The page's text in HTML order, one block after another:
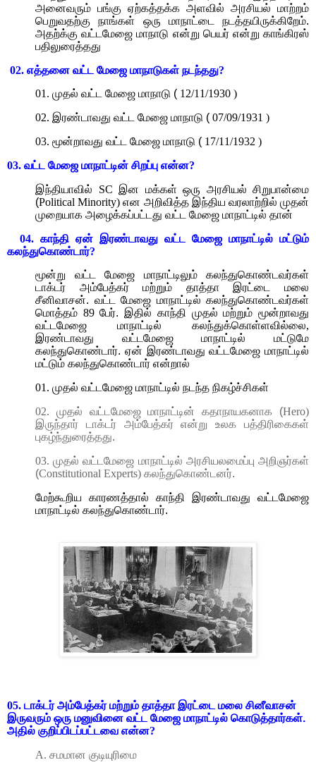
அனைவரும் பங்கு ஏற்கத்தக்க அளவில் அரசியல் மாற்றம்
பெறுவதற்கு நாங்கள் ஒரு மாநாட்டை நடத்தயிருக்கிறேம்.
அதற்க்கு வட்டமேஜை மாநாடு என்று பெயர் என்று காங்கிரஸ்
பதிலுரைத்தது
02. எத்தனை வட்ட மேஜை மாநாடுகள் நடந்தது?
01. முதல் வட்ட மேஜை மாநாடு ( 12/11/1930 )
02. இரண்டாவது வட்ட மேஜை மாநாடு ( 07/09/1931 )
03. மூன்றாவது வட்ட மேஜை மாநாடு ( 17/11/1932 )
03. வட்ட மேஜை மாநாட்டின் சிறப்பு என்ன?
இந்தியாவில் SC இன மக்கள் ஒரு அரசியல் சிறுபான்மை
(Political Minority)என அறிவித்த இந்திய வரலாற்றில் முதன்
முறையாக அழைக்கப்பட்டது வட்ட மேஜை மாநாட்டில் தான்
04. காந்தி ஏன் இரண்டாவது வட்ட மேஜை மாநாட்டில் மட்டும்
கலந்துகொண்டார்?
மூன்று வட்ட மேஜை மாநாட்டிலும் கலந்துகொண்டவர்கள்
டாக்டர் அம்பேத்கர் மற்றும் தாத்தா இரட்டை மலை
சீனிவாசன். வட்ட மேஜை மாநாட்டில் கலந்துகொண்டவர்கள்
மொத்தம் 89பேர். இதில் காந்தி முதல் மற்றும் மூன்றாவது
வட்டமேஜை
மாநாட்டில் கலந்துக்கொள்ளவில்லை,
இரண்டாவது வட்டமேஜை மாநாட்டில் மட்டுமே
கலந்துகொண்டார். ஏன் இரண்டாவது வட்டமேஜை மாநாட்டில்
மட்டும் கலந்துகொண்டார் என்றால்
01. முதல் வட்டமேஜை மாநாட்டில் நடந்த நிகழ்ச்சிகள்
02. முதல் வட்டமேஜை மாநாட்டின் கதாநாயகனாக (Hero)
இருந்தார் டாக்டர் அம்பேத்கர் என்று உலக பத்திரிகைகள்
புகழ்ந்துரைத்தது.
03.முதல் வட்டமேஜை மாநாட்டில் அரசியலமைப்பு அறிஞர்கள்
(Constitutional Experts) கலந்துகொண்டனர்.
மேற்கூறிய காரணத்தால் காந்தி இரண்டாவது வட்டமேஜை
மாநாட்டில் கலந்துகொண்டார்.
05. டாக்டர் அம்பேத்கர் மற்றும் தாத்தா இரட்டை மலை சினீவாசன்
இருவரும் ஒரு மனுவினை வட்ட மேஜை மாநாட்டில் கொடுத்தார்கள்.
அதில் குறிப்பிடப்பட்டவை என்ன?
A. சமமான குடியுரிமை